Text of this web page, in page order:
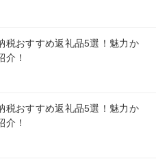
税おすすめ返礼品5選！魅力か
介！
税おすすめ返礼品5選！魅力か
介！